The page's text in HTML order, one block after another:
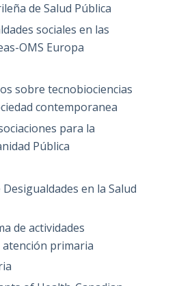
de Salud Pública
sociales en las
OMS Europa
sobre tecnobiociencias
contemporanea
para la
Pública
en la Salud
de actividades
primaria